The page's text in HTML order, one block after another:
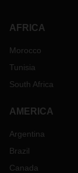
AFRICA
Morocco
Tunisia
South Africa
AMERICA
Argentina
Brazil
Canada